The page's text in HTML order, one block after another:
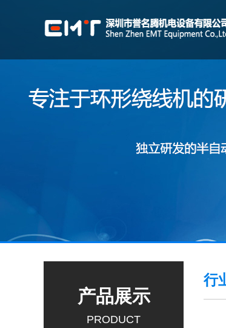
产品展示
PRODUCT
行